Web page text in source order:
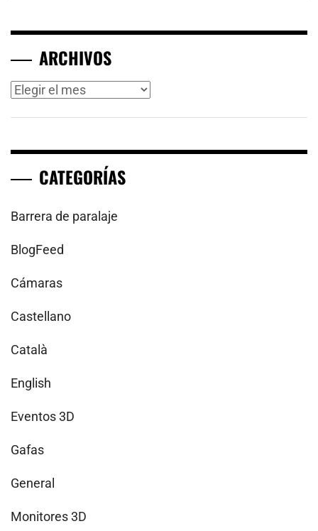
ARCHIVOS
Archivos
CATEGORÍAS
Barrera de paralaje
BlogFeed
Cámaras
Castellano
Català
English
Eventos 3D
Gafas
General
Monitores 3D